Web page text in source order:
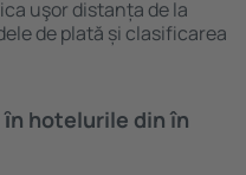
uşor distanța de la
de plată și clasificarea
hotelurile din în